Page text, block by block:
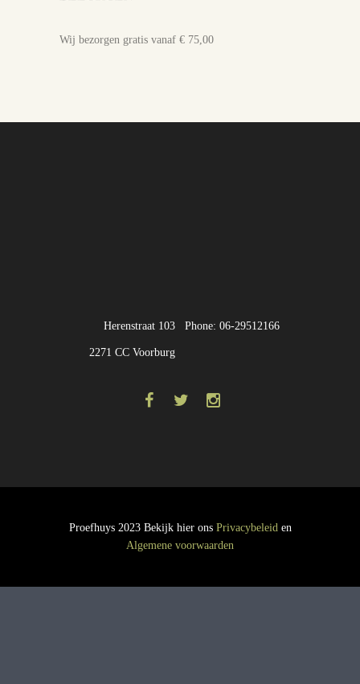
Wij bezorgen gratis vanaf € 75,00
Phone: 06-29512166
Herenstraat 103
2271 CC Voorburg
Proefhuys 2023 Bekijk hier ons Privacybeleid en
Algemene voorwaarden